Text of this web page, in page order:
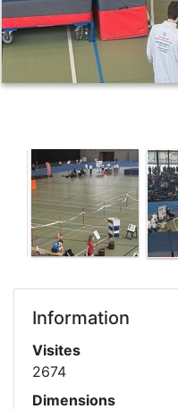
Information
Visites
2674
Dimensions